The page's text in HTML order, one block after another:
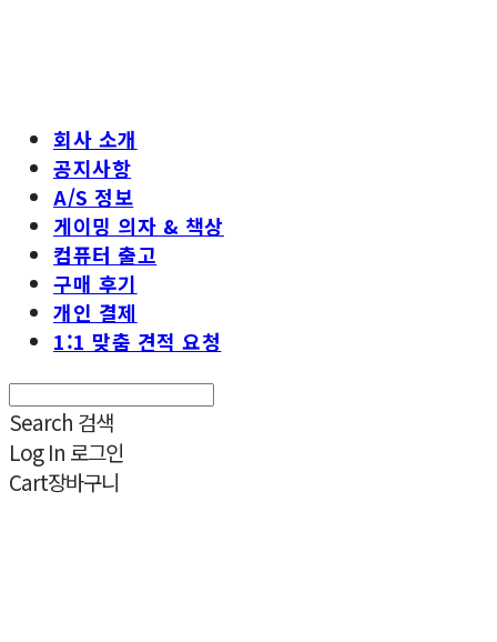
회사 소개
공지사항
A/S 정보
게이밍 의자 & 책상
컴퓨터 출고
구매 후기
개인 결제
1:1 맞춤 견적 요청
Search 검색
Log In 로그인
Cart장바구니